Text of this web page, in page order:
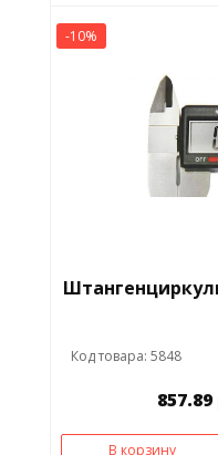
-10%
Код товара: 5848
В корзину